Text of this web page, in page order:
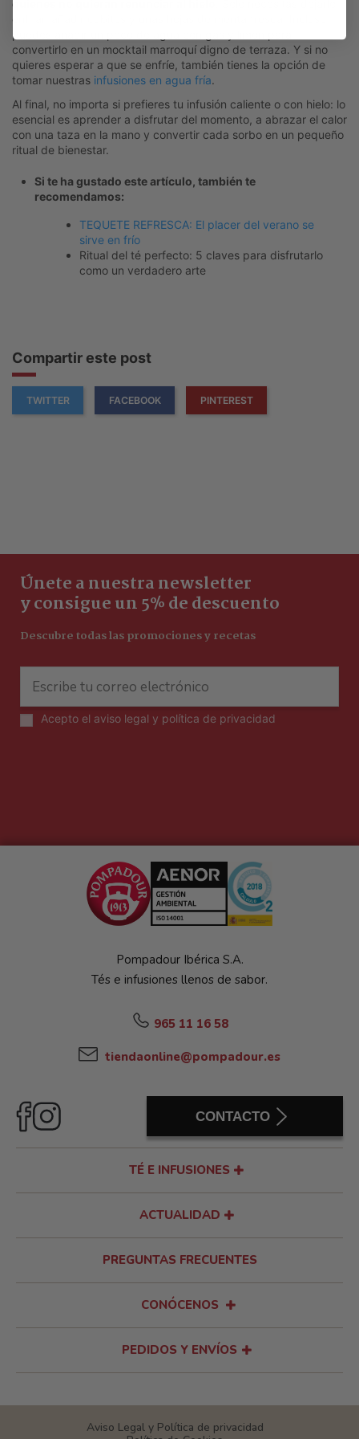
quienes no quieran renunciar al hielo
puedes añadir un poco de agua con gas y limón para
convertirlo en un mocktail marroquí digno de terraza. Y si no
quieres esperar a que se enfríe, también tienes la opción de
tomar nuestras infusiones en agua fría.
Al final, no importa si prefieres tu infusión caliente o con hielo: lo
esencial es aprender a disfrutar del momento, a abrazar el calor
con una taza en la mano y convertir cada sorbo en un pequeño
ritual de bienestar.
Si te ha gustado este artículo, también te
recomendamos:
TEQUETE REFRESCA: El placer del verano se
sirve en frío
Ritual del té perfecto: 5 claves para disfrutarlo
como un verdadero arte
Compartir este post
TWITTER FACEBOOK PINTEREST
Únete a nuestra newsletter
y consigue un 5% de descuento
Descubre todas las promociones y recetas
Acepto el aviso legal y política de privacidad
Pompadour Ibérica S.A.
Tés e infusiones llenos de sabor.
965 11 16 58
tiendaonline@pompadour.es
CONTACTO
TÉ E INFUSIONES
ACTUALIDAD
PREGUNTAS FRECUENTES
CONÓCENOS
PEDIDOS Y ENVÍOS
Aviso Legal y Política de privacidad